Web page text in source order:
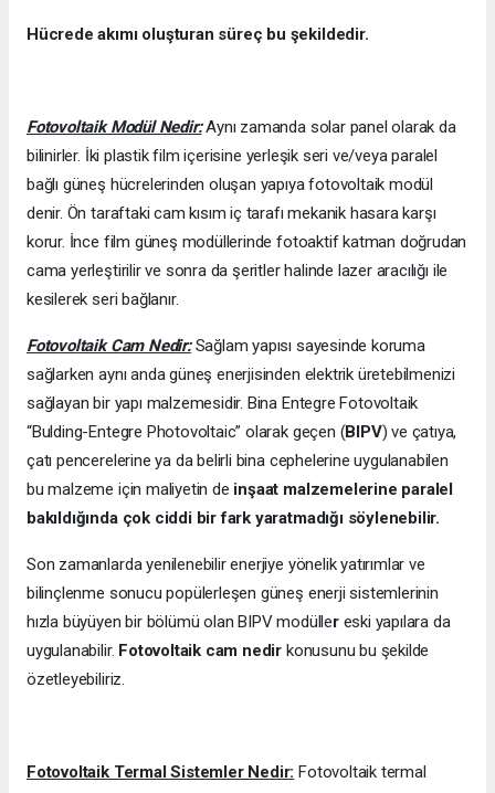
Hücrede akımı oluşturan süreç bu şekildedir.
Fotovoltaik Modül Nedir:Aynı zamanda solar panel olarak da
bilinirler. İki plastik film içerisine yerleşik seri ve/veya paralel
bağlı güneş hücrelerinden oluşan yapıya fotovoltaik modül
denir. Ön taraftaki cam kısım iç tarafı mekanik hasara karşı
korur. İnce film güneş modüllerinde fotoaktif katman doğrudan
cama yerleştirilir ve sonra da şeritler halinde lazer aracılığı ile
kesilerek seri bağlanır.
Fotovoltaik Cam Nedir:Sağlam yapısı sayesinde koruma
sağlarken aynı anda güneş enerjisinden elektrik üretebilmenizi
sağlayan bir yapı malzemesidir. Bina Entegre Fotovoltaik
“Bulding-Entegre Photovoltaic” olarak geçen (BIPV) ve çatıya,
çatı pencerelerine ya da belirli bina cephelerine uygulanabilen
bu malzeme için maliyetin de inşaat malzemelerine paralel
bakıldığında çok ciddi bir fark yaratmadığı söylenebilir.
Son zamanlarda yenilenebilir enerjiye yönelik yatırımlar ve
bilinçlenme sonucu popülerleşen güneş enerji sistemlerinin
hızla büyüyen bir bölümü olan BIPV modüller eski yapılara da
uygulanabilir. Fotovoltaik cam nedir konusunu bu şekilde
özetleyebiliriz.
Fotovoltaik Termal Sistemler Nedir: Fotovoltaik termal